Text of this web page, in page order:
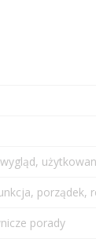
porządek,
porady